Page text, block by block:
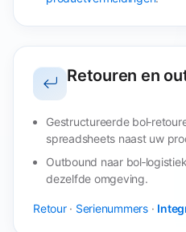
Retouren en
Gestructureerde
spreadsheets naast uw
Outbound naar
dezelfde omgeving.
Retour· Serienummers·